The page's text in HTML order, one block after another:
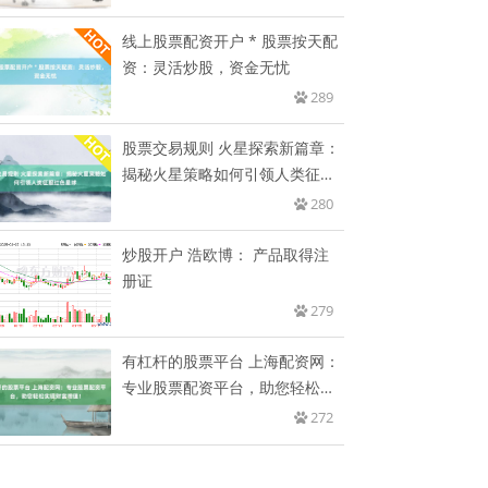
线上股票配资开户 * 股票按天配
资：灵活炒股，资金无忧
289
股票交易规则 火星探索新篇章：
揭秘火星策略如何引领人类征服
280
炒股开户 浩欧博： 产品取得注
册证
279
有杠杆的股票平台 上海配资网：
专业股票配资平台，助您轻松实
272